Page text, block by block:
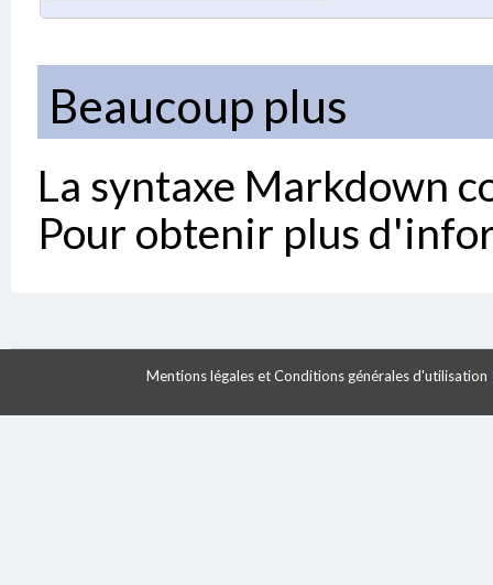
Beaucoup plus
La syntaxe Markdown
Pour obtenir plus
Mentions légales et Conditions générales d'utilisation